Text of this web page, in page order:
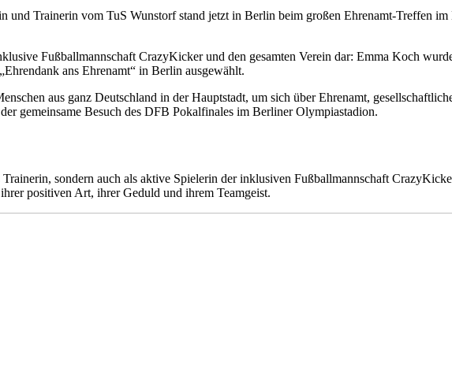
und Trainerin vom TuS Wunstorf stand jetzt in Berlin beim großen Ehrenamt-Treffen
Fußballmannschaft CrazyKicker und den gesamten Verein dar: Emma Koch
ans Ehrenamt“ in Berlin ausgewählt.
aus ganz Deutschland in der Hauptstadt, um sich über Ehrenamt,
gemeinsame Besuch des DFB Pokalfinales im Berliner Olympiastadion.
sondern auch als aktive Spielerin der inklusiven Fußballmannschaft
positiven Art, ihrer Geduld und ihrem Teamgeist.